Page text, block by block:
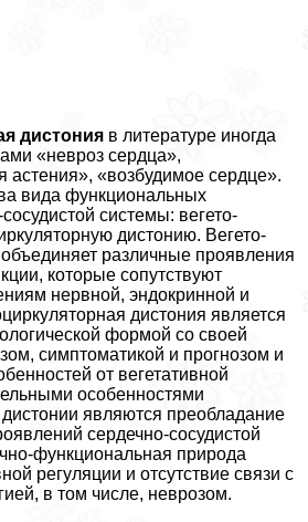
дистония в литературе иногда
«невроз сердца»,
астения», «возбудимое сердце».
вида функциональных
системы: вегето-
дистонию. Вегето-
различные проявления
которые сопутствуют
нервной, эндокринной и
дистония является
формой со своей
симптоматикой и прогнозом и
от вегетативной
особенностями
являются преобладание
сердечно-сосудистой
функциональная природа
регуляции и отсутствие связи с
в том числе, неврозом.